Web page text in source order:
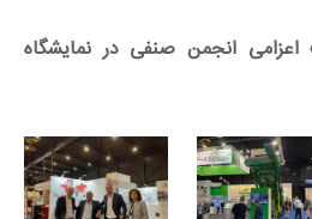
انجمن صنفی در نمایشگاه